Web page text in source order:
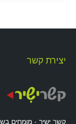
יצירת קשר
קשר ישיר - מומחים